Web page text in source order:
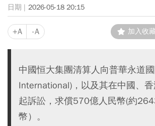
2026-05-18 20:15
+A -A 加入收藏
中國恒大集團清算人向普華永道國
International)，以及其在中國、
起訴訟，求償570億人民幣(約
幣）。